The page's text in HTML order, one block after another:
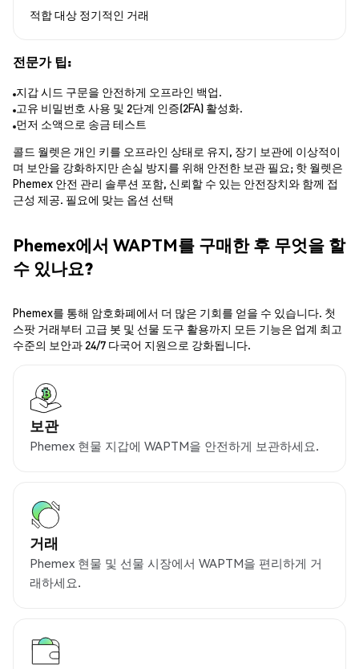
적합 대상 정기적인 거래
전문가 팁:
지갑 시드 구문을 안전하게 오프라인 백업.
고유 비밀번호 사용 및 2단계 인증(2FA) 활성화.
먼저 소액으로 송금 테스트
콜드 월렛은 개인 키를 오프라인 상태로 유지, 장기 보관에 이상적이
며 보안을 강화하지만 손실 방지를 위해 안전한 보관 필요; 핫 월렛은
Phemex 안전 관리 솔루션 포함, 신뢰할 수 있는 안전장치와 함께 접
근성 제공. 필요에 맞는 옵션 선택
Phemex에서 WAPTM를 구매한 후 무엇을 할
수 있나요?
Phemex를 통해 암호화폐에서 더 많은 기회를 얻을 수 있습니다. 첫
스팟 거래부터 고급 봇 및 선물 도구 활용까지 모든 기능은 업계 최고
수준의 보안과 24/7 다국어 지원으로 강화됩니다.
보관
Phemex 현물 지갑에 WAPTM을 안전하게 보관하세요.
거래
Phemex 현물 및 선물 시장에서 WAPTM을 편리하게 거
래하세요.